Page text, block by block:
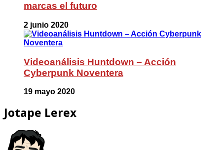
marcas el futuro
2 junio 2020
Videoanálisis Huntdown – Acción
Cyberpunk Noventera
19 mayo 2020
Jotape Lerex